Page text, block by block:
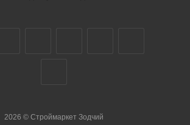
2026 ©Строймаркет Зодчий